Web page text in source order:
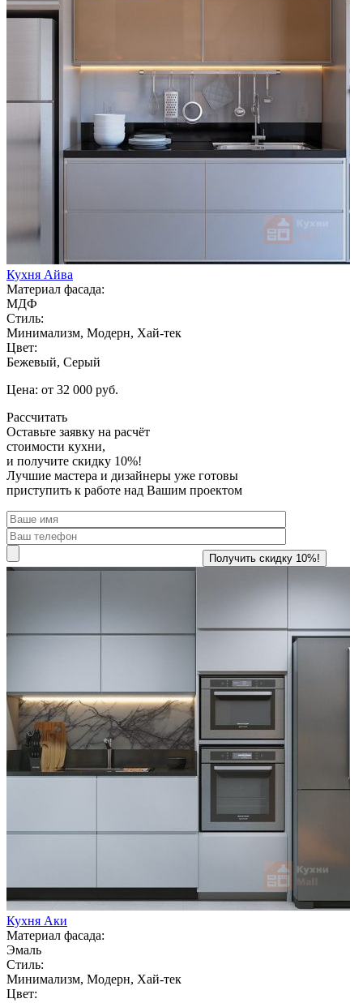
Кухня Айва
Материал фасада:
МДФ
Стиль:
Минимализм, Модерн, Хай-тек
Цвет:
Бежевый, Серый
Цена: от 32 000 руб.
Рассчитать
Оставьте заявку на расчёт
стоимости кухни,
и получите скидку 10%!
Лучшие мастера и дизайнеры уже готовы
приступить к работе над Вашим проектом
Кухня Аки
Материал фасада:
Эмаль
Стиль:
Минимализм, Модерн, Хай-тек
Цвет: